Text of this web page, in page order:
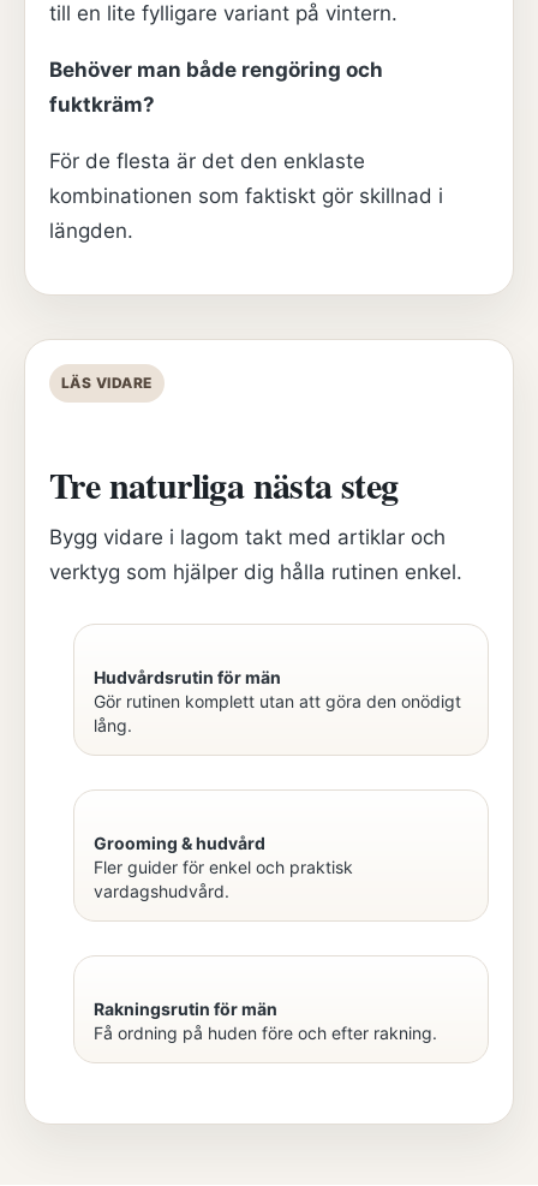
till en lite fylligare variant på vintern.
Behöver man både rengöring och
fuktkräm?
För de flesta är det den enklaste
kombinationen som faktiskt gör skillnad i
längden.
LÄS VIDARE
Tre naturliga nästa steg
Bygg vidare i lagom takt med artiklar och
verktyg som hjälper dig hålla rutinen enkel.
Hudvårdsrutin för män
Gör rutinen komplett utan att göra den onödigt
lång.
Grooming & hudvård
Fler guider för enkel och praktisk
vardagshudvård.
Rakningsrutin för män
Få ordning på huden före och efter rakning.